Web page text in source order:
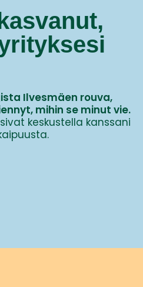
Ilvesmäen rouva,
mihin se minut vie.
keskustella kanssani